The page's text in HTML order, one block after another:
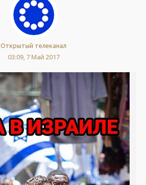
Открытый телеканал
03:09, 7 Май 2017